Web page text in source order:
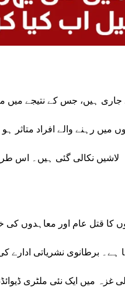
میں رہنے والے افراد
لاشیں نکالی گئی ہیں۔ اس طرح شہدا
کا قتل عام اور معاہدوں کی
ہے۔ برطانوی نشریاتی
غزہ میں ایک نئی ملٹری